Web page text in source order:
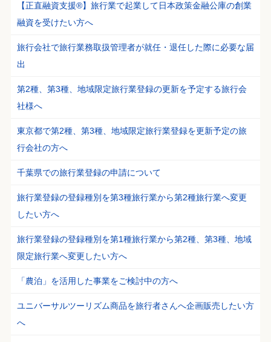
【正直融資支援®】旅行業で起業して日本政策金融公庫の創業
融資を受けたい方へ
旅行会社で旅行業務取扱管理者が就任・退任した際に必要な届
出
第2種、第3種、地域限定旅行業登録の更新を予定する旅行会
社様へ
東京都で第2種、第3種、地域限定旅行業登録を更新予定の旅
行会社の方へ
千葉県での旅行業登録の申請について
旅行業登録の登録種別を第3種旅行業から第2種旅行業へ変更
したい方へ
旅行業登録の登録種別を第1種旅行業から第2種、第3種、地域
限定旅行業へ変更したい方へ
「農泊」を活用した事業をご検討中の方へ
ユニバーサルツーリズム商品を旅行者さんへ企画販売したい方
へ